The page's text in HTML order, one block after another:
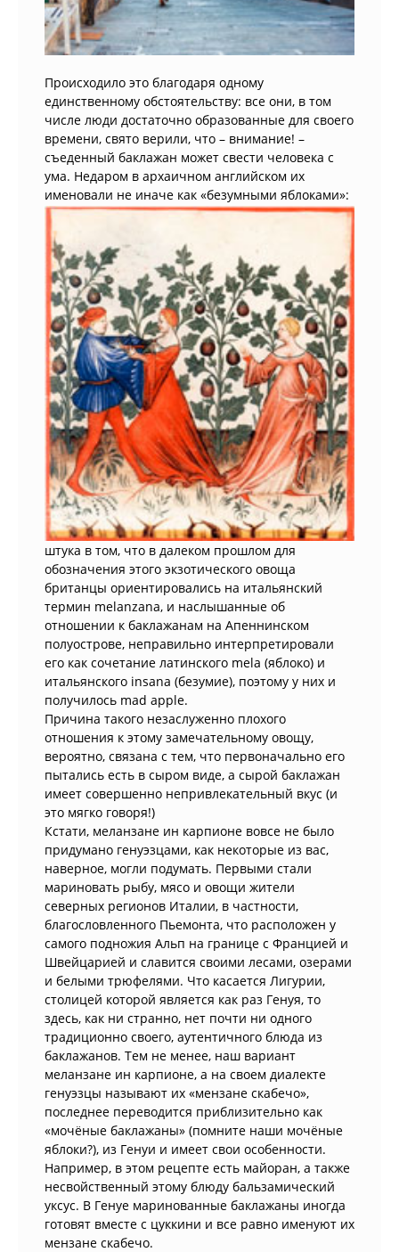
Происходило это благодаря одному
единственному обстоятельству: все они, в том
числе люди достаточно образованные для своего
времени, свято верили, что – внимание! –
съеденный баклажан может свести человека с
ума. Недаром в архаичном английском их
именовали не иначе как «безумными яблоками»:
штука в том, что в далеком прошлом для
обозначения этого экзотического овоща
британцы ориентировались на итальянский
термин melanzana, и наслышанные об
отношении к баклажанам на Апеннинском
полуострове, неправильно интерпретировали
его как сочетание латинского mela (яблоко) и
итальянского insana (безумие), поэтому у них и
получилось mad apple.
Причина такого незаслуженно плохого
отношения к этому замечательному овощу,
вероятно, связана с тем, что первоначально его
пытались есть в сыром виде, а сырой баклажан
имеет совершенно непривлекательный вкус (и
это мягко говоря!)
Кстати, меланзане ин карпионе вовсе не было
придумано генуэзцами, как некоторые из вас,
наверное, могли подумать. Первыми стали
мариновать рыбу, мясо и овощи жители
северных регионов Италии, в частности,
благословленного Пьемонта, что расположен у
самого подножия Альп на границе с Францией и
Швейцарией и славится своими лесами, озерами
и белыми трюфелями. Что касается Лигурии,
столицей которой является как раз Генуя, то
здесь, как ни странно, нет почти ни одного
традиционно своего, аутентичного блюда из
баклажанов. Тем не менее, наш вариант
меланзане ин карпионе, а на своем диалекте
генуэзцы называют их «мензане скабечо»,
последнее переводится приблизительно как
«мочёные баклажаны» (помните наши мочёные
яблоки?), из Генуи и имеет свои особенности.
Например, в этом рецепте есть майоран, а также
несвойственный этому блюду бальзамический
уксус. В Генуе маринованные баклажаны иногда
готовят вместе с цуккини и все равно именуют их
мензане скабечо.